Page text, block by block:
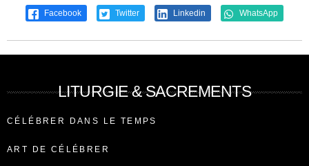
Facebook Twitter Linkedin WhatsApp
LITURGIE & SACREMENTS
CÉLÉBRER DANS LE TEMPS
ART DE CÉLÉBRER